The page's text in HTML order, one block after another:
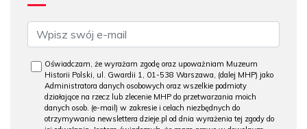
Oświadczam, że wyrażam zgodę oraz upoważniam Muzeum
Historii Polski, ul. Gwardii 1, 01-538 Warszawa, (dalej MHP) jako
Administratora danych osobowych oraz wszelkie podmioty
działające na rzecz lub zlecenie MHP do przetwarzania moich
danych osob. (e-mail) w zakresie i celach niezbędnych do
otrzymywania newslettera dzieje.pl od dnia wyrażenia tej zgody do